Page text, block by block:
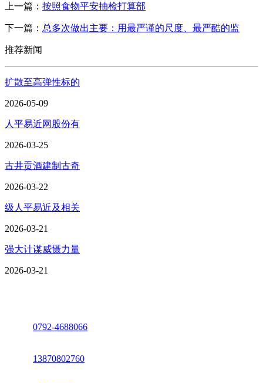
上一篇： 按照食物平安抽检打算部
下一篇： 总多次做出主要：用最严谨的尺度、最严酷的监
推荐新闻
扩散至高弹性标的
2026-05-09
人平易近网股份有
2026-03-25
古井贡酒建制古奇
2026-03-22
级人平易近及相关
2026-03-21
强大计谋威慑力量
2026-03-21
0792-4688066
13870802760